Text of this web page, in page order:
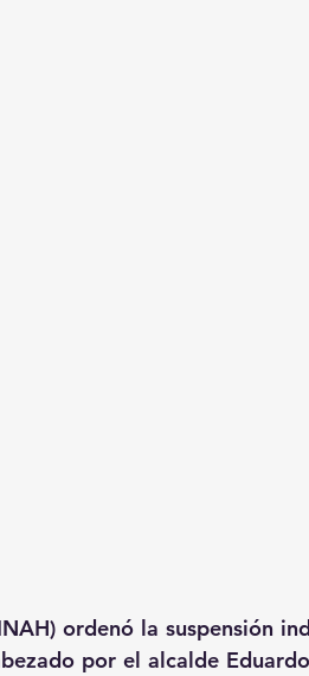
ordenó la suspensión
por el alcalde